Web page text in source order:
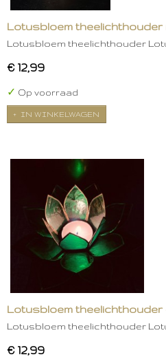
Lotusbloem theelichthouder
Lotusbloem theelichthouder
€ 12,99
✓ Op voorraad
IN WINKELWAGEN
Lotusbloem theelichthouder
Lotusbloem theelichthouder
€ 12,99